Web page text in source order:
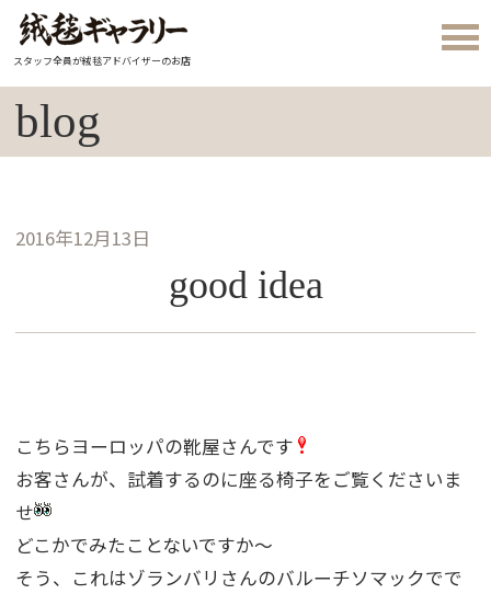
スタッフ全員が絨毯アドバイザーのお店
blog
2016年12月13日
good idea
こちらヨーロッパの靴屋さんです
お客さんが、試着するのに座る椅子をご覧くださいま
せ
どこかでみたことないですか〜
そう、これはゾランバリさんのバルーチソマックでで